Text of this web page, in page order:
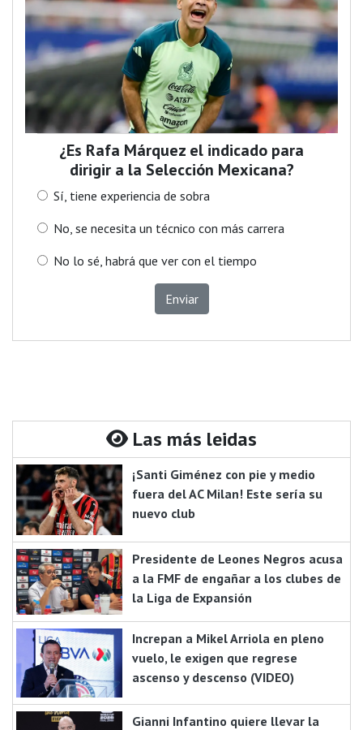
¿Es Rafa Márquez el indicado para
dirigir a la Selección Mexicana?
Sí, tiene experiencia de sobra
No, se necesita un técnico con más carrera
No lo sé, habrá que ver con el tiempo
Enviar
Las más leidas
¡Santi Giménez con pie y medio
fuera del AC Milan! Este sería su
nuevo club
Presidente de Leones Negros acusa
a la FMF de engañar a los clubes de
la Liga de Expansión
Increpan a Mikel Arriola en pleno
vuelo, le exigen que regrese
ascenso y descenso (VIDEO)
Gianni Infantino quiere llevar la